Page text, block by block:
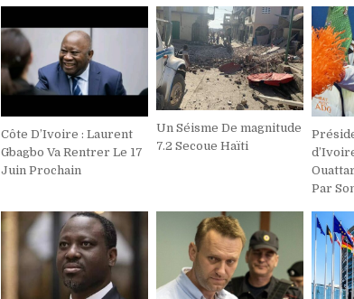
Côte D’Ivoire : Laurent
Gbagbo Va Rentrer Le 17
Juin Prochain
Un Séisme De magnitude
7.2 Secoue Haïti
Par